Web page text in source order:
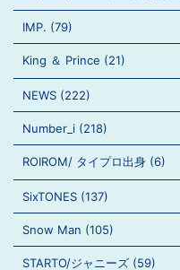
IMP. (79)
King ＆ Prince (21)
NEWS (222)
Number_i (218)
ROIROM/ タイプロ出身 (6)
SixTONES (137)
Snow Man (105)
STARTO/ジャニーズ (59)